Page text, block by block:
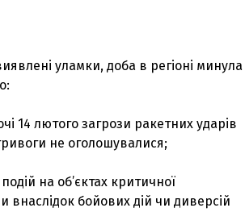
уламки, доба в регіоні минула
14 лютого загрози ракетних ударів
не оголошувалися;
на об’єктах критичної
внаслідок бойових дій чи диверсій